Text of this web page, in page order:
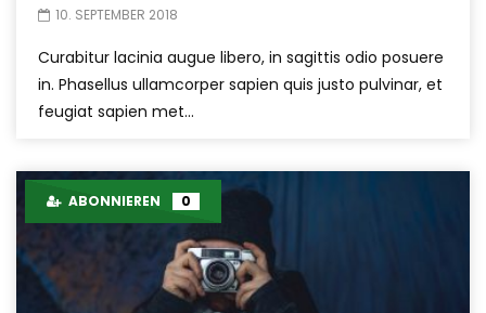
10. SEPTEMBER 2018
Curabitur lacinia augue libero, in sagittis odio posuere
in. Phasellus ullamcorper sapien quis justo pulvinar, et
feugiat sapien met...
ABONNIEREN 0